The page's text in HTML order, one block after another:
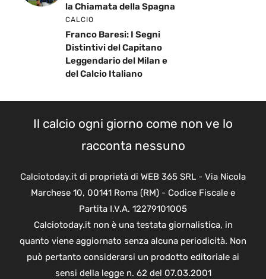
la Chiamata della Spagna
CALCIO
Franco Baresi: I Segni
Distintivi del Capitano
Leggendario del Milan e
del Calcio Italiano
Il calcio ogni giorno come non ve lo
racconta nessuno
Calciotoday.it di proprietà di WEB 365 SRL - Via Nicola
Marchese 10, 00141 Roma (RM) - Codice Fiscale e
Partita I.V.A. 12279101005
Calciotoday.it non è una testata giornalistica, in
quanto viene aggiornato senza alcuna periodicità. Non
può pertanto considerarsi un prodotto editoriale ai
sensi della legge n. 62 del 07.03.2001